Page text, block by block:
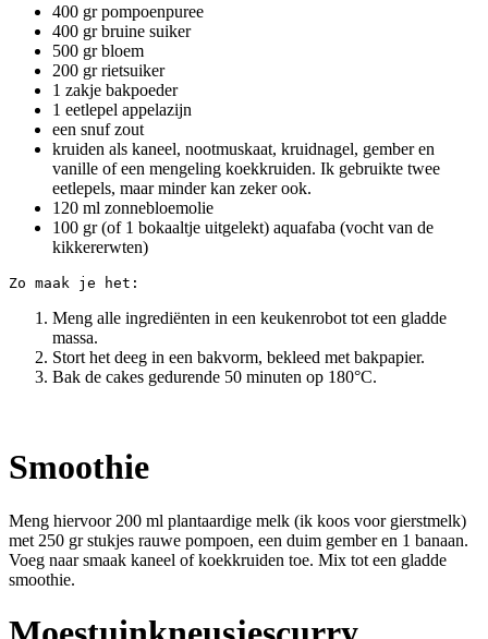
400 gr pompoenpuree
400 gr bruine suiker
500 gr bloem
200 gr rietsuiker
1 zakje bakpoeder
1 eetlepel appelazijn
een snuf zout
kruiden als kaneel, nootmuskaat, kruidnagel, gember en
vanille of een mengeling koekkruiden. Ik gebruikte twee
eetlepels, maar minder kan zeker ook.
120 ml zonnebloemolie
100 gr (of 1 bokaaltje uitgelekt) aquafaba (vocht van de
kikkererwten)
Zo maak je het:
Meng alle ingrediënten in een keukenrobot tot een gladde
massa.
Stort het deeg in een bakvorm, bekleed met bakpapier.
Bak de cakes gedurende 50 minuten op 180°C.
Smoothie
Meng hiervoor 200 ml plantaardige melk (ik koos voor gierstmelk)
met 250 gr stukjes rauwe pompoen, een duim gember en 1 banaan.
Voeg naar smaak kaneel of koekkruiden toe. Mix tot een gladde
smoothie.